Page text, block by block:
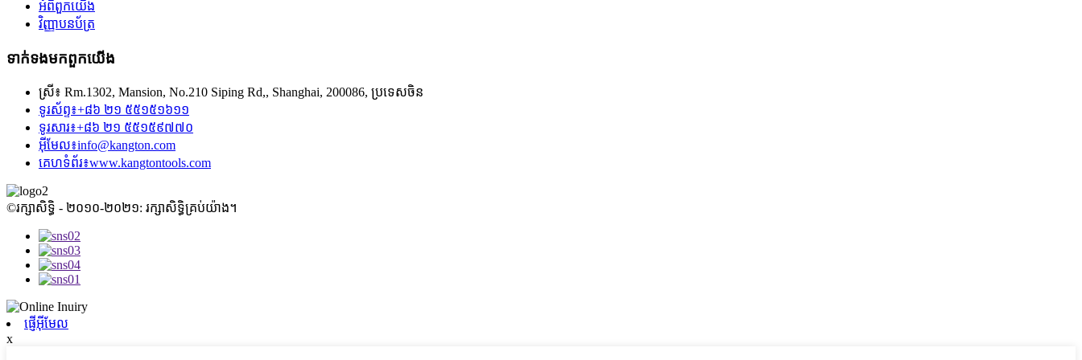
អំពី​ពួក​យើង
វិញ្ញាបនប័ត្រ
ទាក់ទង​មក​ពួក​យើង
ស្រី៖ Rm.1302, Mansion, No.210 Siping Rd,, Shanghai, 200086, ប្រទេសចិន
ទូរស័ព្ទ៖+៨៦ ២១ ៥៥១៥១៦១១
ទូរសារ៖+៨៦ ២១ ៥៥១៥៩៧៧០
អ៊ីមែល៖info@kangton.com
គេហទំព័រ៖www.kangtontools.com
©រក្សាសិទ្ធិ - ២០១០-២០២១: រក្សាសិទ្ធិគ្រប់យ៉ាង។
ផ្ញើអ៊ីមែល
x